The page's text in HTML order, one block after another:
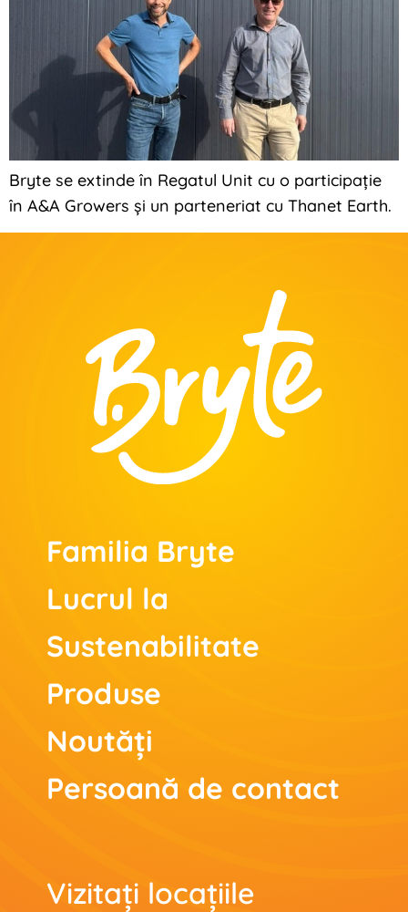
Bryte se extinde în Regatul Unit cu o participație
în A&A Growers și un parteneriat cu Thanet Earth.
Familia Bryte
Lucrul la
Sustenabilitate
Produse
Noutăți
Persoană de contact
Vizitați locațiile